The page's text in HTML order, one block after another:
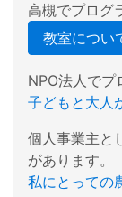
高槻でプログ
教室につい
NPO法人でプ
子どもと大人
個人事業主と
があります。
私にとっての